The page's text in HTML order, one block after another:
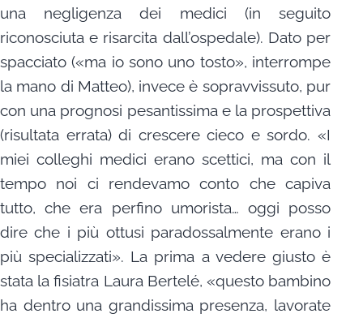
una negligenza dei medici (in seguito
riconosciuta e risarcita dall’ospedale). Dato per
spacciato («ma io sono uno tosto», interrompe
la mano di Matteo), invece è sopravvissuto, pur
con una prognosi pesantissima e la prospettiva
(risultata errata) di crescere cieco e sordo. «I
miei colleghi medici erano scettici, ma con il
tempo noi ci rendevamo conto che capiva
tutto, che era perfino umorista… oggi posso
dire che i più ottusi paradossalmente erano i
più specializzati». La prima a vedere giusto è
stata la fisiatra Laura Bertelé, «questo bambino
ha dentro una grandissima presenza, lavorate